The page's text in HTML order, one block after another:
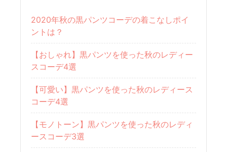
2020年秋の黒パンツコーデの着こなしポイ
ントは？
【おしゃれ】黒パンツを使った秋のレディー
スコーデ4選
【可愛い】黒パンツを使った秋のレディース
コーデ4選
【モノトーン】黒パンツを使った秋のレディ
ースコーデ3選